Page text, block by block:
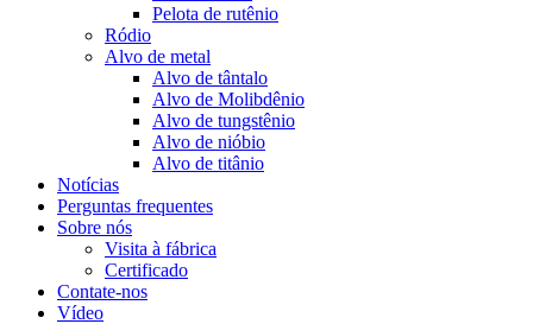
Pelota de rutênio
Ródio
Alvo de metal
Alvo de tântalo
Alvo de Molibdênio
Alvo de tungstênio
Alvo de nióbio
Alvo de titânio
Notícias
Perguntas frequentes
Sobre nós
Visita à fábrica
Certificado
Contate-nos
Vídeo